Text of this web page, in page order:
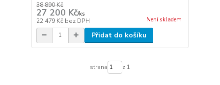
38 890 Kč
27 200 Kč/ks
22 479 Kč bez DPH Není skladem
Přidat do košíku
strana z 1